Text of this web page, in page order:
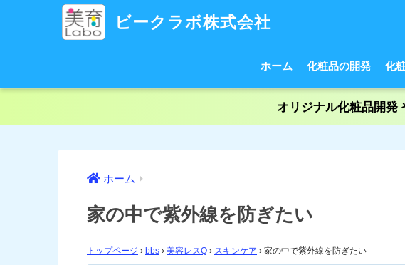
ビークラボ株式会社
ホーム 化粧品の開発 化
オリジナル化粧品開発
ホーム
家の中で紫外線を防ぎたい
トップページ › bbs › 美容レスQ › スキンケア › 家の中で紫外線を防ぎたい